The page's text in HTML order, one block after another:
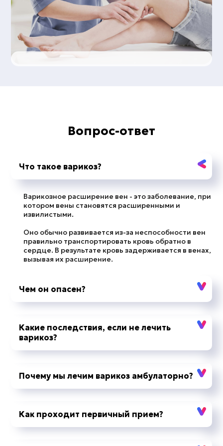
Вопрос-ответ
Что такое варикоз?
Варикозное расширение вен - это заболевание, при
котором вены становятся расширенными и
извилистыми.
Оно обычно развивается из-за неспособности вен
правильно транспортировать кровь обратно в
сердце. В результате кровь задерживается в венах,
вызывая их расширение.
Чем он опасен?
Какие последствия, если не лечить
варикоз?
Почему мы лечим варикоз амбулаторно?
Как проходит первичный прием?